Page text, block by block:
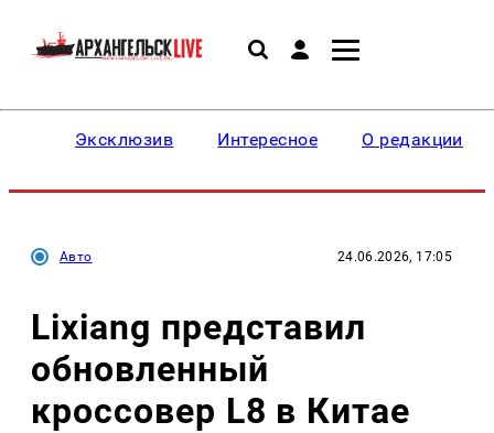
Эксклюзив Интересное О редакции
Авто 24.06.2026, 17:05
Lixiang представил
обновленный
кроссовер L8 в Китае